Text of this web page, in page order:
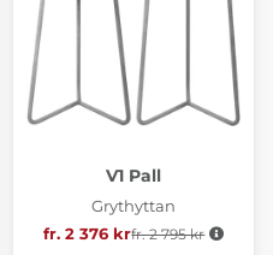
V1 Pall
Grythyttan
fr. 2 376 krOrdinarie pris:
fr. 2 795 kr